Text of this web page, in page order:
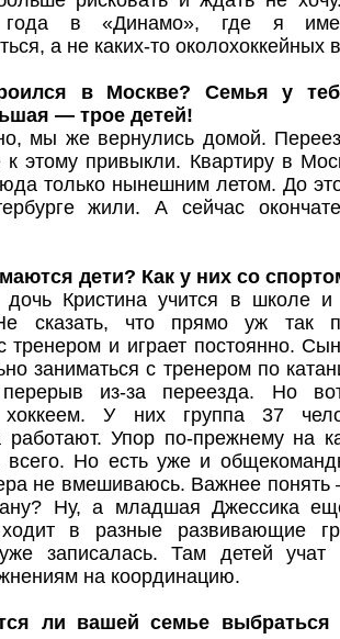
в «Динамо», где я
а не каких-то околохоккейных
в Москве? Семья у
— трое детей!
мы же вернулись домой.
к этому привыкли. Квартиру в
только нынешним летом. До
жили. А сейчас
дети? Как у них со
Кристина учится в школе и
сказать, что прямо уж так
тренером и играет постоянно.
заниматься с тренером по
перерыв из-за переезда. Но
хоккеем. У них группа 37
работают. Упор по-прежнему на
всего. Но есть уже и
не вмешиваюсь. Важнее понять
Ну, а младшая Джессика
в разные развивающие
записалась. Там детей учат
на координацию.
ли вашей семье